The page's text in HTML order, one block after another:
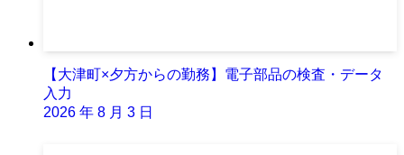
【大津町×夕方からの勤務】電子部品の検査・データ
入力
2026 年 8 月 3 日